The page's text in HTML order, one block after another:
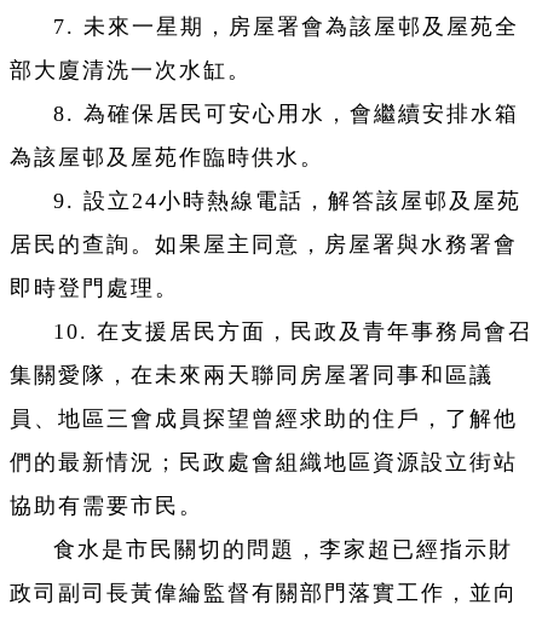
7. 未來一星期，房屋署會為該屋邨及屋苑全
部大廈清洗一次水缸。
8. 為確保居民可安心用水，會繼續安排水箱
為該屋邨及屋苑作臨時供水。
9. 設立24小時熱線電話，解答該屋邨及屋苑
居民的查詢。如果屋主同意，房屋署與水務署會
即時登門處理。
10. 在支援居民方面，民政及青年事務局會召
集關愛隊，在未來兩天聯同房屋署同事和區議
員、地區三會成員探望曾經求助的住戶，了解他
們的最新情況；民政處會組織地區資源設立街站
協助有需要市民。
食水是市民關切的問題，李家超已經指示財
政司副司長黃偉綸監督有關部門落實工作，並向